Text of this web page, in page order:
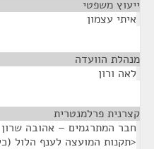
ייעוץ משפטי
איתי עצמון
מנהלת הוועדה
לאה ורון
קצרנית פרלמנטרית
חבר המתרגמים – אהובה שרון
<תקנות המועצה לענף הלול